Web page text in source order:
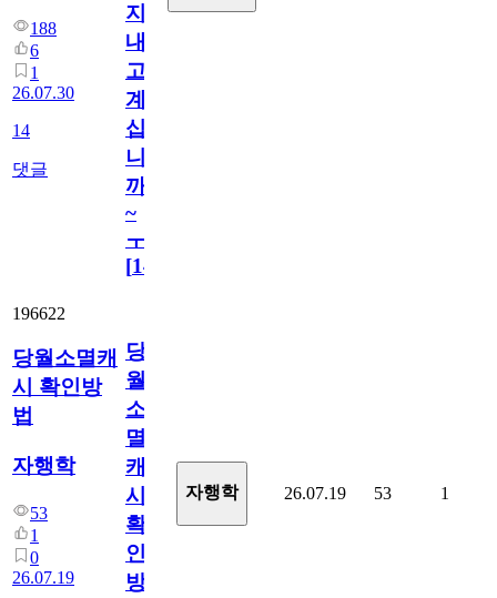
188
6
1
26.07.30
14
댓글
지
내
고
계
십
니
까
~
ㅜ
[14
196622
당월소멸캐
시 확인방
법
자행학
53
1
0
26.07.19
당
월
소
멸
캐
시
확
인
방
자행학 26.07.19 53 1